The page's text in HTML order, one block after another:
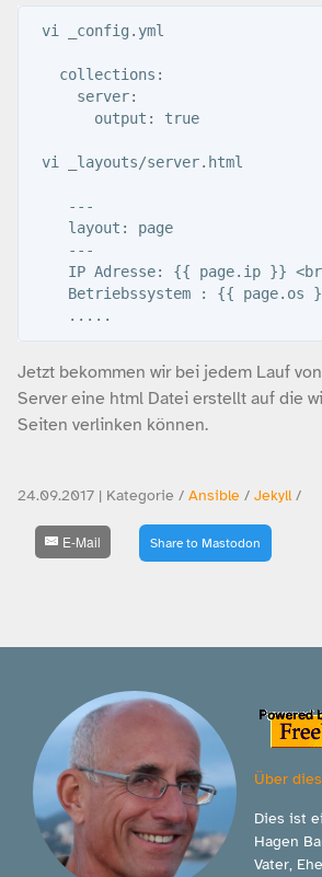
vi _config.yml
   collections:
     server:
       output: true
vi _layouts/server.html
    ---
    layout: page
    ---
IP Adresse: {{ page.ip }}
Betriebssystem : {{ page.os
Jetzt bekommen wir bei jedem Lauf
Server eine html Datei erstellt auf die
Seiten verlinken können.
24.09.2017 | Kategorie / Ansible / Jekyll/
E-Mail Share to Mastodon
Über
Dies ist
Hagen
Vater,